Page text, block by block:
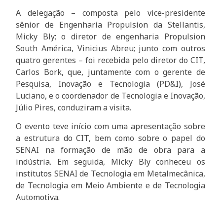
A delegação – composta pelo vice-presidente
sênior de Engenharia Propulsion da Stellantis,
Micky Bly; o diretor de engenharia Propulsion
South América, Vinicius Abreu; junto com outros
quatro gerentes – foi recebida pelo diretor do CIT,
Carlos Bork, que, juntamente com o gerente de
Pesquisa, Inovação e Tecnologia (PD&I), José
Luciano, e o coordenador de Tecnologia e Inovação,
Júlio Pires, conduziram a visita.
O evento teve início com uma apresentação sobre
a estrutura do CIT, bem como sobre o papel do
SENAI na formação de mão de obra para a
indústria. Em seguida, Micky Bly conheceu os
institutos SENAI de Tecnologia em Metalmecânica,
de Tecnologia em Meio Ambiente e de Tecnologia
Automotiva.